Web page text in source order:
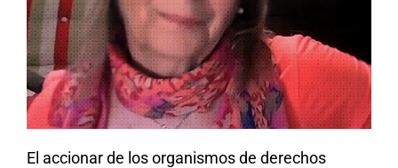
El accionar de los organismos de derechos